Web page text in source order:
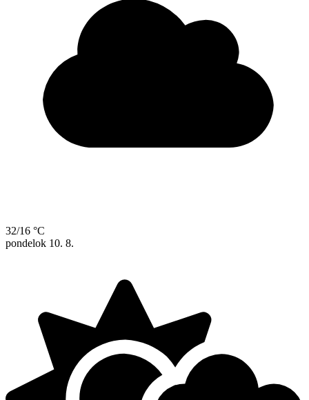
32/16 °C
pondelok 10. 8.